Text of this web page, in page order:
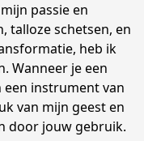
passie en
talloze schetsen, en
heb ik
Wanneer je een
een instrument van
van mijn geest en
door jouw gebruik.